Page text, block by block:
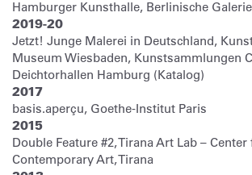
Hamburger Kunsthalle, Berlinische Galerie
2019-20
Jetzt! Junge Malerei in Deutschland,
Museum Wiesbaden, Kunstsammlungen
Deichtorhallen Hamburg (Katalog)
2017
basis.aperçu, Goethe-Institut Paris
2015
Double Feature #2, Tirana Art Lab – Center
Contemporary Art, Tirana